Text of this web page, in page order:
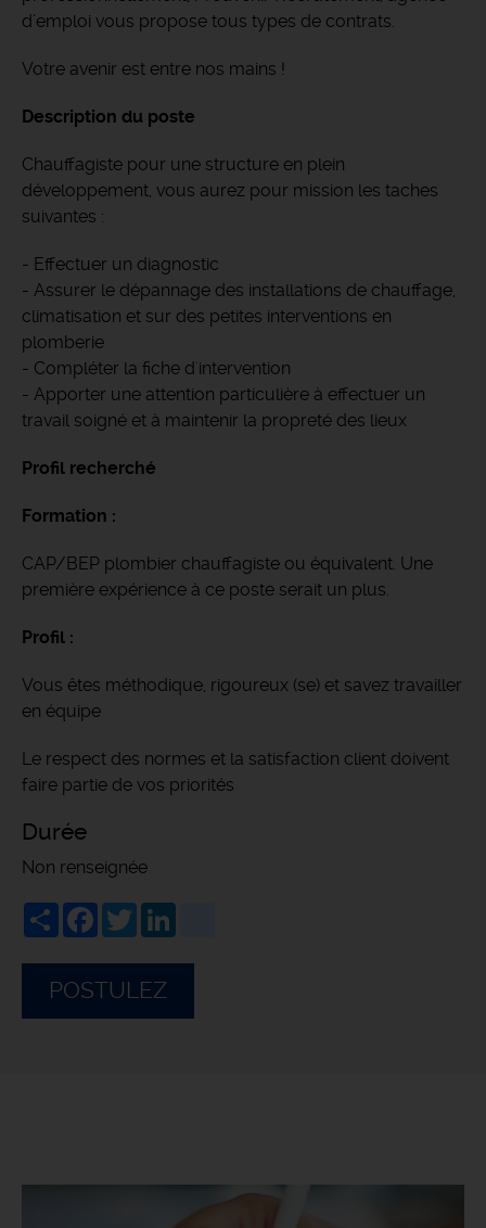
d’emploi vous propose tous types de contrats.
Votre avenir est entre nos mains !
Description du poste
Chauffagiste pour une structure en plein
développement, vous aurez pour mission les taches
suivantes :
- Effectuer un diagnostic
- Assurer le dépannage des installations de chauffage,
climatisation et sur des petites interventions en
plomberie
- Compléter la fiche d'intervention
- Apporter une attention particulière à effectuer un
travail soigné et à maintenir la propreté des lieux
Profil recherché
Formation :
CAP/BEP plombier chauffagiste ou équivalent. Une
première expérience à ce poste serait un plus.
Profil :
Vous êtes méthodique, rigoureux (se) et savez travailler
en équipe
Le respect des normes et la satisfaction client doivent
faire partie de vos priorités
Durée
Non renseignée
ShareFacebook
Twitter
POSTULEZ